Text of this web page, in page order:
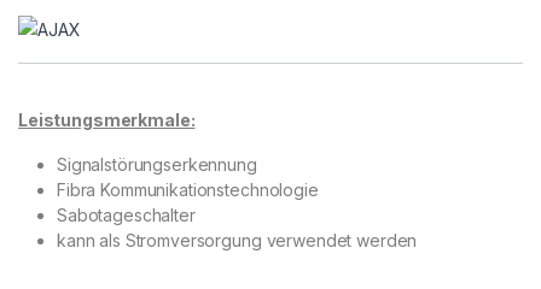
Leistungsmerkmale:
Signalstörungserkennung
Fibra Kommunikationstechnologie
Sabotageschalter
kann als Stromversorgung verwendet werden